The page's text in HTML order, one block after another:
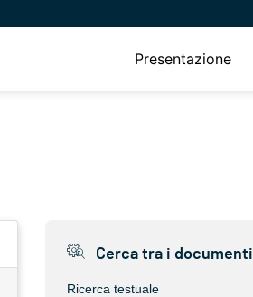
Presentazione
Cerca tra i documenti
Ricerca testuale